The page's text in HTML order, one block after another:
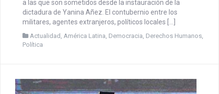
septiembre 27, 2020
Por Daniel do Campo Spada.- (CEDIAL) Luis Arce,
candidato a Presidente del Movimiento al Socialismo
dictadura de Yanina Añez. El contubernio entre los